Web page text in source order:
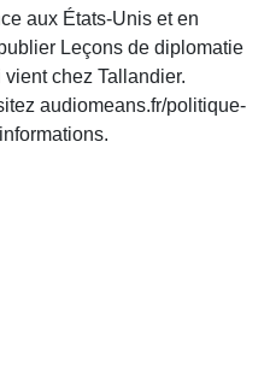
aux États-Unis et en
Leçons de diplomatie
chez Tallandier.
audiomeans.fr/politique-